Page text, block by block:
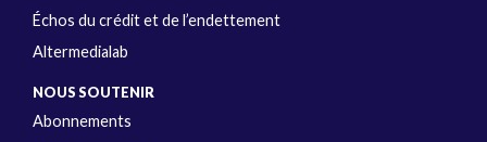
Échos du crédit et de l’endettement
Altermedialab
NOUS SOUTENIR
Abonnements